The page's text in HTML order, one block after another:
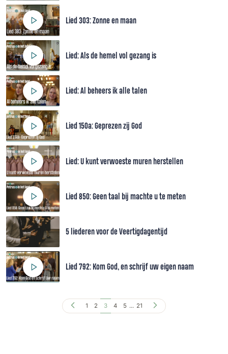
Lied 303: Zonne en maan
Lied: Als de hemel vol gezang is
Lied: Al beheers ik alle talen
Lied 150a: Geprezen zij God
Lied: U kunt verwoeste muren herstellen
Lied 850: Geen taal bij machte u te meten
5 liederen voor de Veertigdagentijd
Lied 792: Kom God, en schrijf uw eigen naam
1 2 3 4 5 ... 21